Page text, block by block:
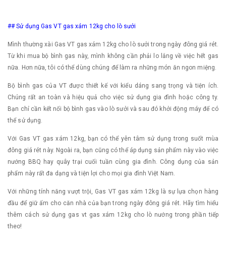
## Sử dụng Gas VT gas xám 12kg cho lò sưởi
Mình thường xài Gas VT gas xám 12kg cho lò sưởi trong ngày đông giá rét.
Từ khi mua bộ bình gas này, mình không cần phải lo lắng về việc hết gas
nữa. Hơn nữa, tôi có thể dùng chúng để làm ra những món ăn ngon miệng.
Bộ bình gas của VT được thiết kế với kiểu dáng sang trọng và tiện ích.
Chúng rất an toàn và hiệu quả cho việc sử dụng gia đình hoặc công ty.
Bạn chỉ cần kết nối bộ bình gas vào lò sưởi và sau đó khởi động máy để có
thể sử dụng.
Với Gas VT gas xám 12kg, bạn có thể yên tâm sử dụng trong suốt mùa
đông giá rét này. Ngoài ra, bạn cũng có thể áp dụng sản phẩm này vào việc
nướng BBQ hay quây trại cuối tuần cùng gia đình. Công dụng của sản
phẩm này rất đa dạng và tiện lợi cho mọi gia đình Việt Nam.
Với những tính năng vượt trội, Gas VT gas xám 12kg là sự lựa chọn hàng
đầu để giữ ấm cho căn nhà của bạn trong ngày đông giá rét. Hãy tìm hiểu
thêm cách sử dụng gas vt gas xám 12kg cho lò nướng trong phần tiếp
theo!